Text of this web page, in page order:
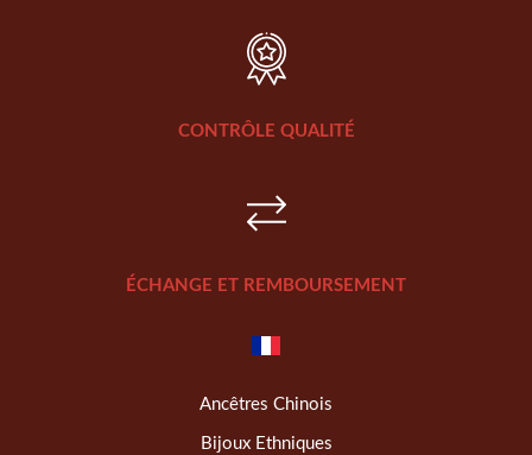
CONTRÔLE QUALITÉ
ÉCHANGE ET REMBOURSEMENT
Ancêtres Chinois
Bijoux Ethniques